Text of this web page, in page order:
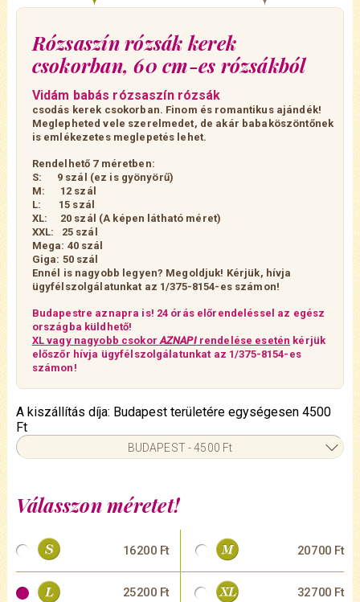
Rózsaszín rózsák kerek
csokorban, 60 cm-es rózsákból
Vidám babás rózsaszín rózsák
csodás kerek csokorban. Finom és romantikus ajándék!
Meglepheted vele szerelmedet, de akár babaköszöntőnek
is emlékezetes meglepetés lehet.
Rendelhető 7 méretben:
S: 9 szál (ez is gyönyörű)
M: 12 szál
L: 15 szál
XL: 20 szál (A képen látható méret)
XXL: 25 szál
Mega: 40 szál
Giga: 50 szál
Ennél is nagyobb legyen? Megoldjuk! Kérjük, hívja
ügyfélszolgálatunkat az 1/375-8154-es számon!
Budapestre aznapra is! 24 órás előrendeléssel az egész
országba küldhető!
XL vagy nagyobb csokor AZNAPIrendelése esetén kérjük
előszőr hívja ügyfélszolgálatunkat az 1/375-8154-es
számon!
Válasszon méretet!
16200 Ft 20700 Ft
25200 Ft 32700 Ft
A kiszállítás díja: Budapest területére egységesen 4500
Ft
BUDAPEST - 4500 Ft